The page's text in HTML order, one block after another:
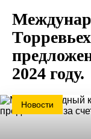
2024 году.
Новости